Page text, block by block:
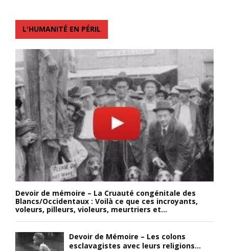
L'HUMANITÉ EN PÉRIL
Devoir de mémoire – La Cruauté congénitale des
Blancs/Occidentaux : Voilà ce que ces incroyants,
voleurs, pilleurs, violeurs, meurtriers et...
Devoir de Mémoire – Les colons
esclavagistes avec leurs religions...